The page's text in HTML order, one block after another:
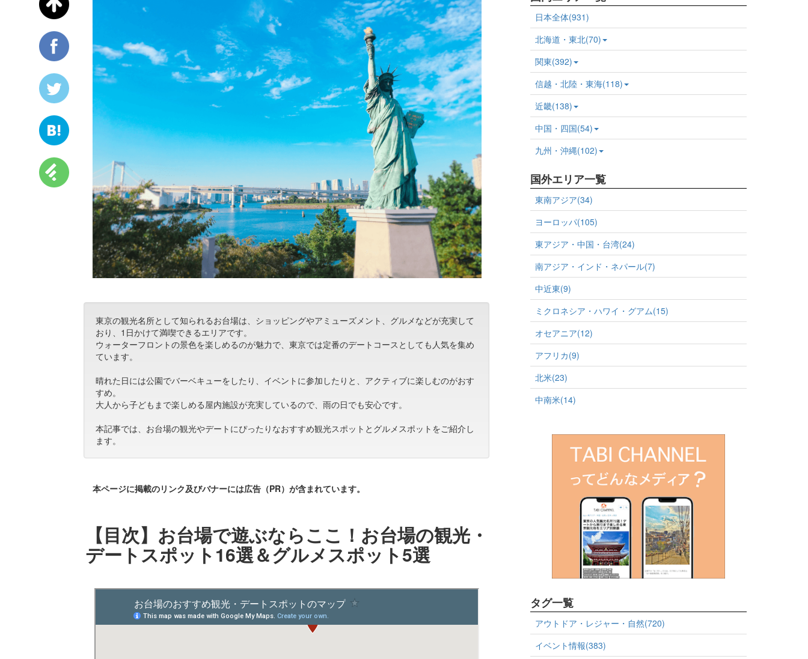
東京の観光名所として知られるお台場は、ショッピングやアミューズメント、グルメなどが充実して
おり、1日かけて満喫できるエリアです。
ウォーターフロントの景色を楽しめるのが魅力で、東京では定番のデートコースとしても人気を集め
ています。
晴れた日には公園でバーベキューをしたり、イベントに参加したりと、アクティブに楽しむのがおす
すめ。
大人から子どもまで楽しめる屋内施設が充実しているので、雨の日でも安心です。
本記事では、お台場の観光やデートにぴったりなおすすめ観光スポットとグルメスポットをご紹介し
ます。
本ページに掲載のリンク及びバナーには広告（PR）が含まれています。
【目次】お台場で遊ぶならここ！お台場の観光・
デートスポット16選＆グルメスポット5選
日本全体(931)
北海道・東北(70)
関東(392)
信越・北陸・東海(118)
近畿(138)
中国・四国(54)
九州・沖縄(102)
国外エリア一覧
東南アジア(34)
ヨーロッパ(105)
東アジア・中国・台湾(24)
南アジア・インド・ネパール(7)
中近東(9)
ミクロネシア・ハワイ・グアム(15)
オセアニア(12)
アフリカ(9)
北米(23)
中南米(14)
タグ一覧
アウトドア・レジャー・自然(720)
イベント情報(383)